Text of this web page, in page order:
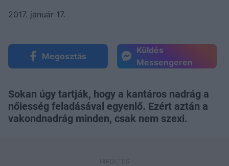
2017. január 17.
Megosztás
Küldés
Messengeren
Sokan úgy tartják, hogy a kantáros nadrág a
nőiesség feladásával egyenlő. Ezért aztán a
vakondnadrág minden, csak nem szexi.